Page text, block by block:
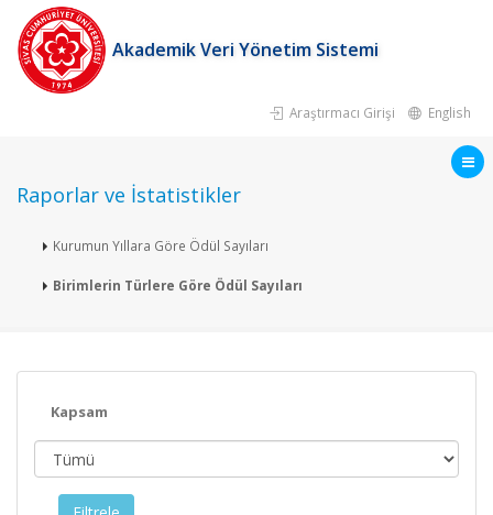
Akademik Veri Yönetim Sistemi
Araştırmacı Girişi English
Raporlar ve İstatistikler
Kurumun Yıllara Göre Ödül Sayıları
Birimlerin Türlere Göre Ödül Sayıları
Kapsam